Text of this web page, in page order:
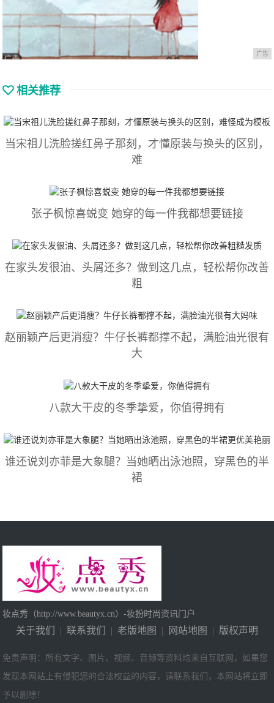
广告
相关推荐
当宋祖儿洗脸搓红鼻子那刻，才懂原装与换头的区别，
难
张子枫惊喜蜕变 她穿的每一件我都想要链接
在家头发很油、头屑还多？做到这几点，轻松帮你改善
粗
赵丽颖产后更消瘦？牛仔长裤都撑不起，满脸油光很有
大
八款大干皮的冬季挚爱，你值得拥有
谁还说刘亦菲是大象腿？当她晒出泳池照，穿黑色的半
裙
妆点秀（http://www.beautyx.cn）-妆扮时尚资讯门户
关于我们 | 联系我们 | 老版地图 | 网站地图 | 版权声明
免责声明：所有文字、图片、视频、音频等资料均来自互联网，如果您
发现本网站上有侵犯您的合法权益的内容，请联系我们，本网站将立即
予以删除！